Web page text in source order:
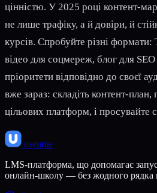
цінністю. У 2025 році контент-
не лише трафіку, а й довіри, й
курсів. Спробуйте різні формати:
відео для соцмереж, блог для
пріоритети відповідно до своєї
вже зараз: складіть контент-план,
цільових платформ, і просувайте
useume
LMS-платформа, що допомагає
онлайн-школу — без жодного рядка